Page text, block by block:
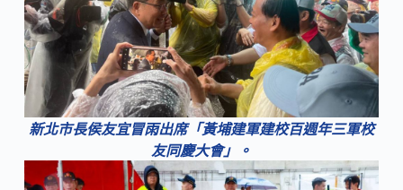
新北市長侯友宜冒雨出席「黃埔建軍建校百週年三軍校
友同慶大會」。